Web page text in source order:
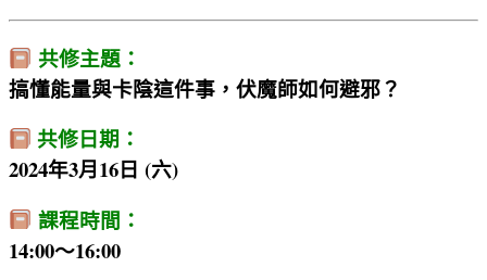
共修主題：
搞懂能量與卡陰這件事，伏魔師如何避邪？
共修日期：
2024年3月16日 (六)
課程時間：
14:00～16:00